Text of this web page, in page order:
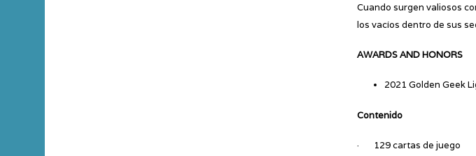
Cuando surgen valiosos
los vacíos dentro de sus
AWARDS AND HONORS
2021 Golden Geek
Contenido
· 129 cartas de juego